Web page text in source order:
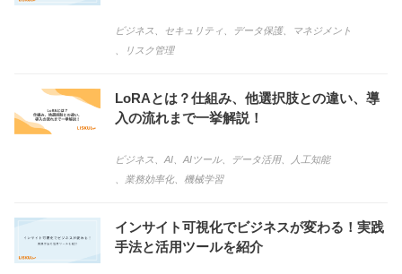
ビジネス セキュリティ データ保護、
マネジメント
リスク管理
LoRAとは？仕組み、他選択肢との違い、導
入の流れまで一挙解説！
ビジネス AI AIツール、 データ活用、
人工知能
業務効率化、 機械学習
インサイト可視化でビジネスが変わる！実践
手法と活用ツールを紹介